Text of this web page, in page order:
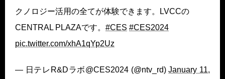
クノロジー活用の全てが体験できます。LVCCの
CENTRAL PLAZAです。 #CES #CES2024
pic.twitter.com/xhA1qYp2Uz
— 日テレR&Dラボ@CES2024 (@ntv_rd)January 11,